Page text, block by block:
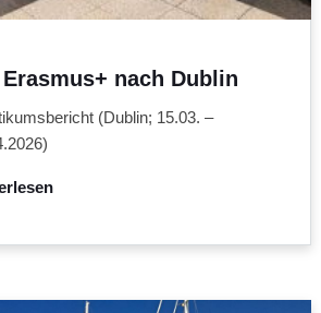
nach Dublin
(Dublin; 15.03. –